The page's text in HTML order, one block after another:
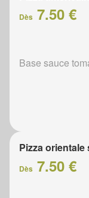
Dès 7.50 €
Base sauce
Pizza orientale
Dès 7.50 €